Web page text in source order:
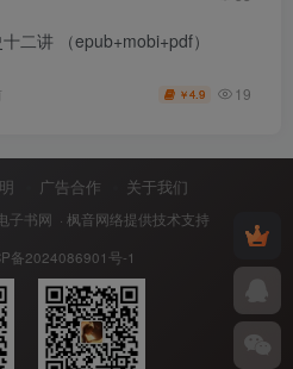
二讲 （epub+mobi+pdf）
￥4.9 19
广告合作 关于我们
子书网 · 枫音网络提供技术支持
备2024086901号-1